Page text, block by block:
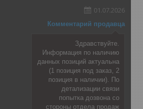
01.07.2026
Комментарий продавца
Здравствуйте.
Информация по наличию
данных позиций актуальна
(1 позиция под заказ, 2
позиция в наличии). По
детализации связи
попытка дозвона со
стороны отдела продаж